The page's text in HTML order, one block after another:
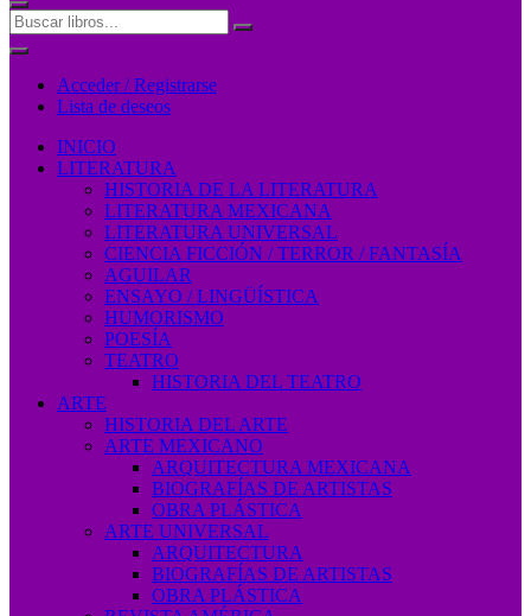
Acceder / Registrarse
Lista de deseos
INICIO
LITERATURA
HISTORIA DE LA LITERATURA
LITERATURA MEXICANA
LITERATURA UNIVERSAL
CIENCIA FICCIÓN / TERROR / FANTASÍA
AGUILAR
ENSAYO / LINGÜÍSTICA
HUMORISMO
POESÍA
TEATRO
HISTORIA DEL TEATRO
ARTE
HISTORIA DEL ARTE
ARTE MEXICANO
ARQUITECTURA MEXICANA
BIOGRAFÍAS DE ARTISTAS
OBRA PLÁSTICA
ARTE UNIVERSAL
ARQUITECTURA
BIOGRAFÍAS DE ARTISTAS
OBRA PLÁSTICA